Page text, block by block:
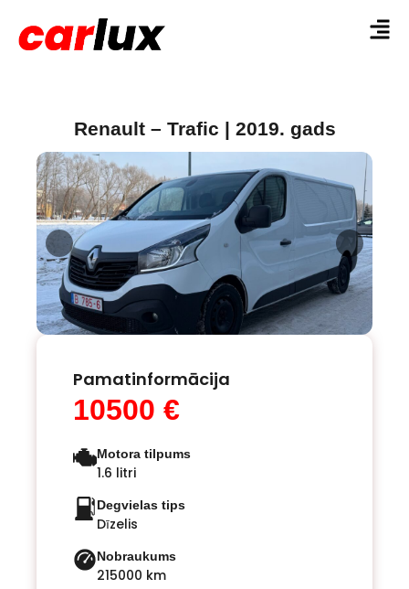
Renault – Trafic | 2019. gads
Pamatinformācija
10500 €
Motora tilpums
1.6 litri
Degvielas tips
Dīzelis
Nobraukums
215000 km